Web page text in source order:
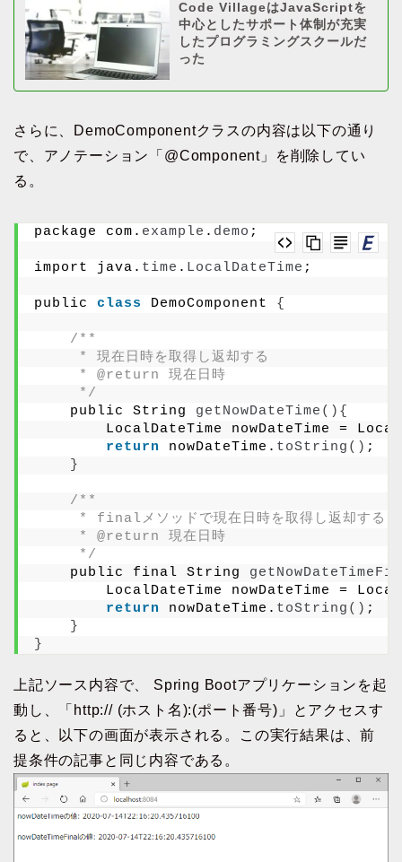
Code VillageはJavaScriptを
中心としたサポート体制が充実
したプログラミングスクールだ
った
さらに、DemoComponentクラスの内容は以下の通り
で、アノテーション「@Component」を削除してい
る。
package com. example . demo ;
import java. time . LocalDateTime ;
public class DemoComponent {
/**
     * 現在日時を取得し返却する
     * @return 現在日時
     */
    public String
getNowDateTime (){
LocalDateTime nowDateTime =
return nowDateTime. toString () ;
}
/**
     * finalメソッドで現在日時を取得し返却する
     * @return 現在日時
     */
    public final String
LocalDateTime nowDateTime =
return nowDateTime. toString () ;
}
}
上記ソース内容で、 Spring Bootアプリケーションを起
動し、「http:// (ホスト名):(ポート番号)」とアクセスす
ると、以下の画面が表示される。この実行結果は、前
提条件の記事と同じ内容である。